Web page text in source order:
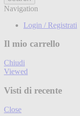
Navigation
Login / Registrati
Il mio carrello
Chiudi
Viewed
Visti di recente
Close